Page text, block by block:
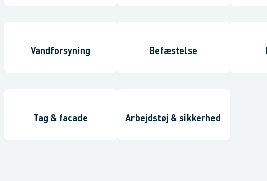
Vandforsyning Befæstelse
Tag & facade Arbejdstøj & sikkerhed